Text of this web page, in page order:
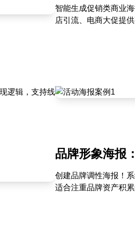
智能生成促销类商业
店引流、电商大促提
逻辑，支持线
品牌形象海报
创建品牌调性海报！
适合注重品牌资产积累